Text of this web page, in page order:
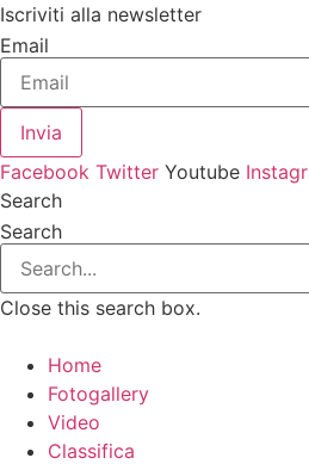
Vai
al
contenuto
Iscriviti alla newsletter
Email
Invia
Facebook Twitter Youtube
Search
Search
Close this search box.
Home
Fotogallery
Video
Classifica